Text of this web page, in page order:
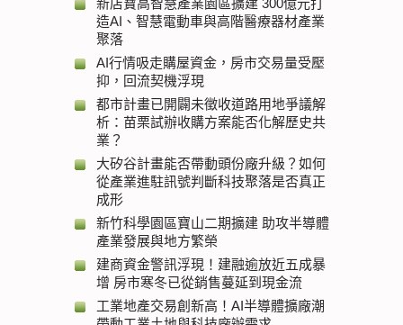
新店寶高智慧產業園區擴建 300億元打
造AI、智慧電動車與高階醫療器材產業
聚落
AI行情吸走購屋資金，房市交易量受壓
抑，回流契機浮現
都市計畫已開闢未徵收道路用地爭議解
析：苗栗試辦收購方案能否化解歷史共
業？
大矽谷計畫能否帶動頭份廠升級？如何
從產業進駐訊號判斷科技聚落是否真正
成形
新竹科學園區寶山二期擴建 助攻半導體
產業發展與地方繁榮
建商資金警訊浮現！建融逾放近五成暴
增 房市寒冬已從銷售蔓延到現金流
工業地產交易創新高！AI半導體擴廠潮